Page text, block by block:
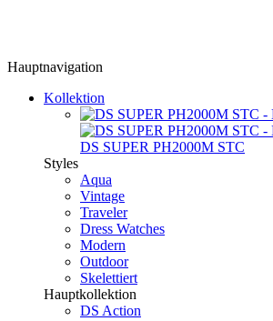
Hauptnavigation
Kollektion
DS SUPER PH2000M STC
Styles
Aqua
Vintage
Traveler
Dress Watches
Modern
Outdoor
Skelettiert
Hauptkollektion
DS Action